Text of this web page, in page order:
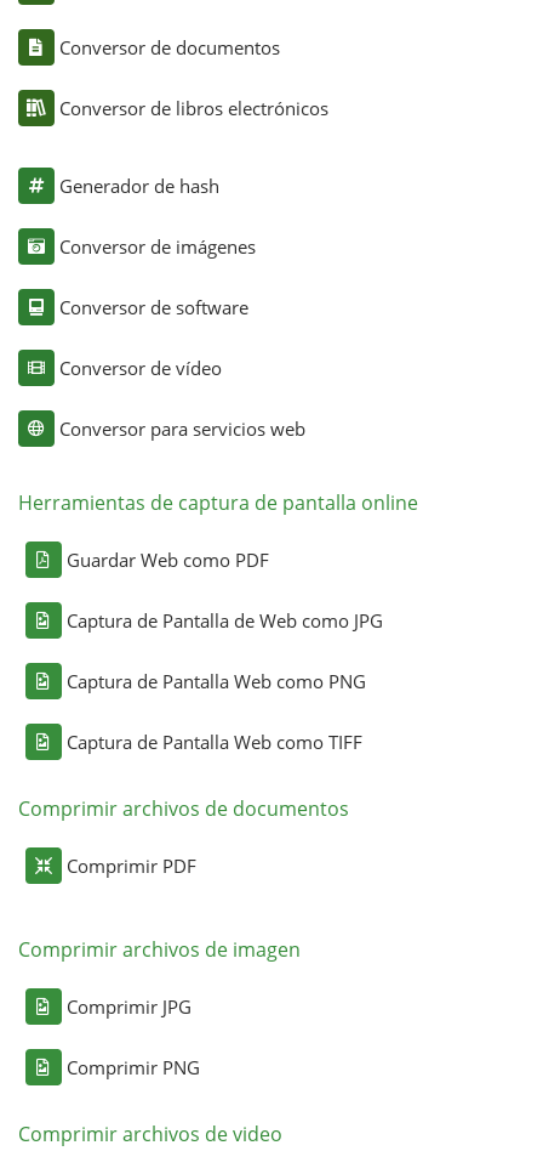
Conversor de documentos
Conversor de libros electrónicos
Generador de hash
Conversor de imágenes
Conversor de software
Conversor de vídeo
Conversor para servicios web
Herramientas de captura de pantalla online
Guardar Web como PDF
Captura de Pantalla de Web como JPG
Captura de Pantalla Web como PNG
Captura de Pantalla Web como TIFF
Comprimir archivos de documentos
Comprimir PDF
Comprimir archivos de imagen
Comprimir JPG
Comprimir PNG
Comprimir archivos de video